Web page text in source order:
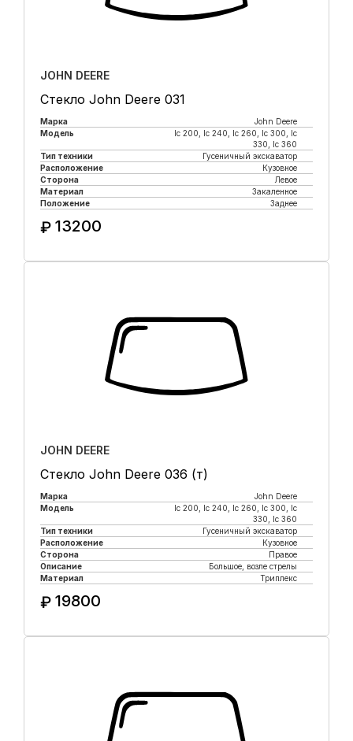
JOHN DEERE
Стекло John Deere 031
Марка
John Deere
Модель
lc 200, lc 240, lc 260, lc 300, lc
330, lc 360
Тип техники
Гусеничный экскаватор
Расположение
Кузовное
Сторона
Левое
Материал
Закаленное
Положение
Заднее
₽ 13200
JOHN DEERE
Стекло John Deere 036 (т)
Марка
John Deere
Модель
lc 200, lc 240, lc 260, lc 300, lc
330, lc 360
Тип техники
Гусеничный экскаватор
Расположение
Кузовное
Сторона
Правое
Описание
Большое, возле стрелы
Материал
Триплекс
₽ 19800